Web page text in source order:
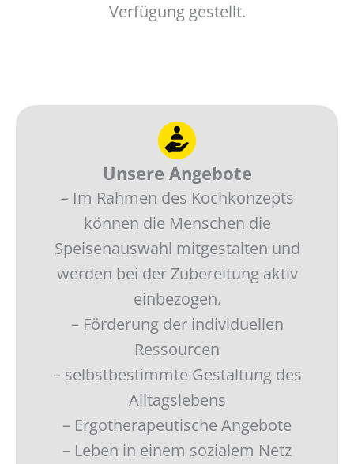
Verfügung gestellt.
Unsere Angebote
– Im Rahmen des Kochkonzepts
können die Menschen die
Speisenauswahl mitgestalten und
werden bei der Zubereitung aktiv
einbezogen.
– Förderung der individuellen
Ressourcen
– selbstbestimmte Gestaltung des
Alltagslebens
– Ergotherapeutische Angebote
– Leben in einem sozialem Netz